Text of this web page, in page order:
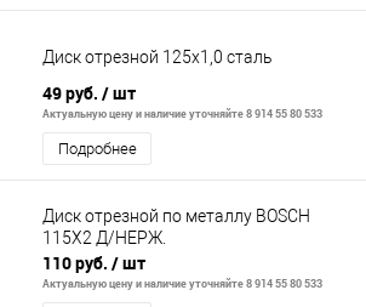
Диск отрезной 125х1,0 сталь
49 руб. / шт
Актуальную цену и наличие уточняйте 8 914 55 80 533
Подробнее
Диск отрезной по металлу BOSCH
115Х2 Д/НЕРЖ.
110 руб. / шт
Актуальную цену и наличие уточняйте 8 914 55 80 533